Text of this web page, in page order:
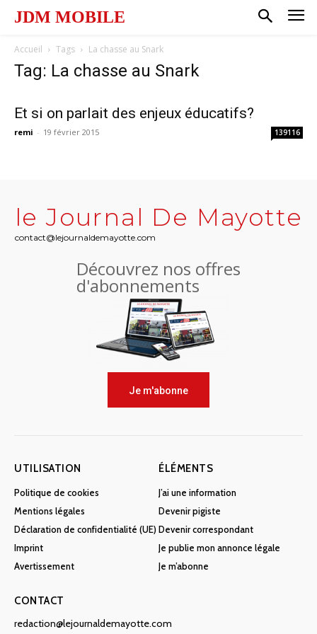
JDM MOBILE
Accueil Tags La chasse au Snark
Tag: La chasse au Snark
Et si on parlait des enjeux éducatifs?
remi - 19 février 2015 139116
le Journal De Mayotte
contact@lejournaldemayotte.com
Découvrez nos offres
d'abonnements
Je m'abonne
UTILISATION
Politique de cookies
Mentions légales
Déclaration de confidentialité (UE)
Imprint
Avertissement
ÉLÉMENTS
J’ai une information
Devenir pigiste
Devenir correspondant
Je publie mon annonce légale
Je m’abonne
CONTACT
redaction@lejournaldemayotte.com